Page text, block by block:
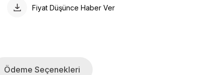
Fiyat Düşünce Haber Ver
Ödeme Seçenekleri